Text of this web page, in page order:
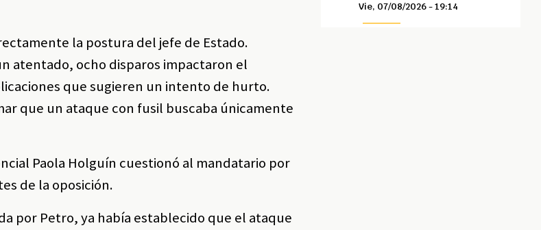
la postura del jefe de Estado.
atentado, ocho disparos impactaron el
que sugieren un intento de hurto.
que un ataque con fusil buscaba únicamente
Paola Holguín cuestionó al mandatario por
de la oposición.
por Petro, ya había establecido que el ataque
Vie, 07/08/2026 - 19:14